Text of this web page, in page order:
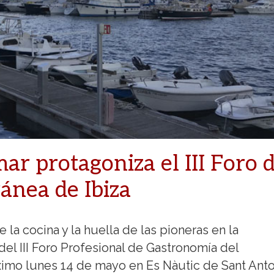
protagoniza el III Foro
de Ibiza
la cocina y la huella de las pioneras en la
III Foro Profesional de Gastronomía del
lunes 14 de mayo en Es Nàutic de Sant